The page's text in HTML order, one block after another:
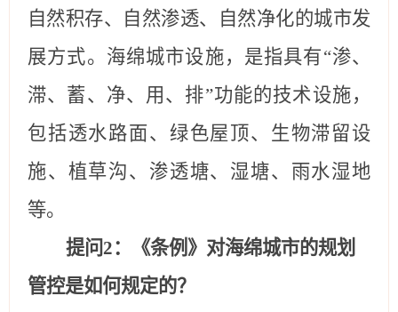
自然积存、自然渗透、自然净化的城市发
展方式。海绵城市设施，是指具有“渗、
滞、蓄、净、用、排”功能的技术设施，
包括透水路面、绿色屋顶、生物滞留设
施、植草沟、渗透塘、湿塘、雨水湿地
等。
提问2：《条例》对海绵城市的规划
管控是如何规定的？